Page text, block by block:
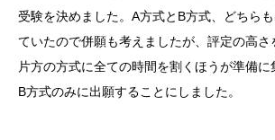
受験を決めました。A方式とB方式、どちら
ていたので併願も考えましたが、評定の高さ
片方の方式に全ての時間を割くほうが準備に
B方式のみに出願することにしました。